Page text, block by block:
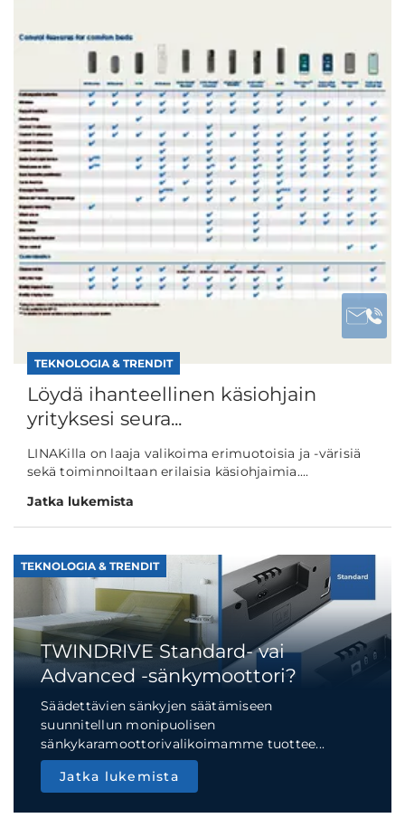
TEKNOLOGIA & TRENDIT
Löydä ihanteellinen käsiohjain
yrityksesi seura...
LINAKilla on laaja valikoima erimuotoisia ja -värisiä
sekä toiminnoiltaan erilaisia käsiohjaimia....
Jatka lukemista
TEKNOLOGIA & TRENDIT
TWINDRIVE Standard- vai
Advanced -sänkymoottori?
Säädettävien sänkyjen säätämiseen
suunnitellun monipuolisen
sänkykaramoottorivalikoimamme tuottee...
Jatka lukemista